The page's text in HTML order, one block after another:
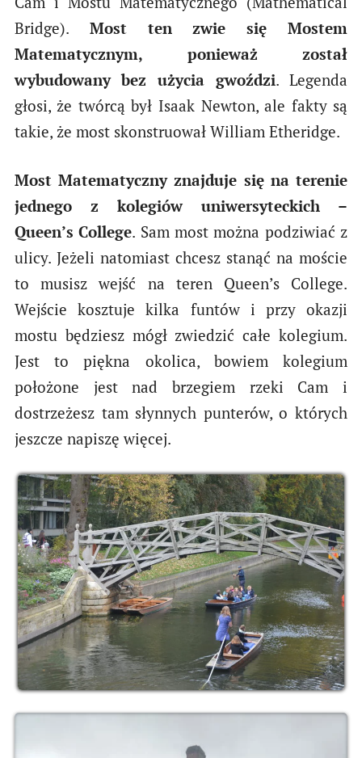
Bridge). Most ten zwie się Mostem
Matematycznym, ponieważ został
wybudowany bez użycia gwoździ. Legenda
głosi, że twórcą był Isaak Newton, ale fakty są
takie, że most skonstruował William Etheridge.
Most Matematyczny znajduje się na terenie
jednego z kolegiów uniwersyteckich –
Queen’s College. Sam most można podziwiać z
ulicy. Jeżeli natomiast chcesz stanąć na moście
to musisz wejść na teren Queen’s College.
Wejście kosztuje kilka funtów i przy okazji
mostu będziesz mógł zwiedzić całe kolegium.
Jest to piękna okolica, bowiem kolegium
położone jest nad brzegiem rzeki Cam i
dostrzeżesz tam słynnych punterów, o których
jeszcze napiszę więcej.